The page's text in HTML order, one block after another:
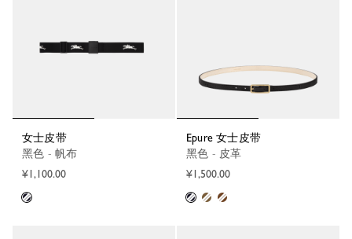
女士皮带
黑色 - 帆布
¥1,100.00
Epure 女士皮带
黑色 - 皮革
¥1,500.00